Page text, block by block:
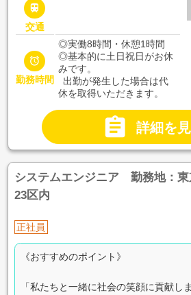

交通

勤務時間
◎実働8時間・休憩1時間
◎基本的に土日祝日がお休
みです。
出勤が発生した場合は代
休を取得いただきます。
 詳細を
システムエンジニア 勤務地：東
23区内
正社員
《おすすめのポイント》
「私たちと一緒に社会の笑顔に貢献し